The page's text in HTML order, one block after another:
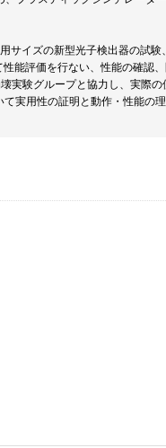
サイズの新型光子検出器の試
能評価を行ない、性能の確認
実験グループと協力し、実際
実用性の証明と動作・性能の理